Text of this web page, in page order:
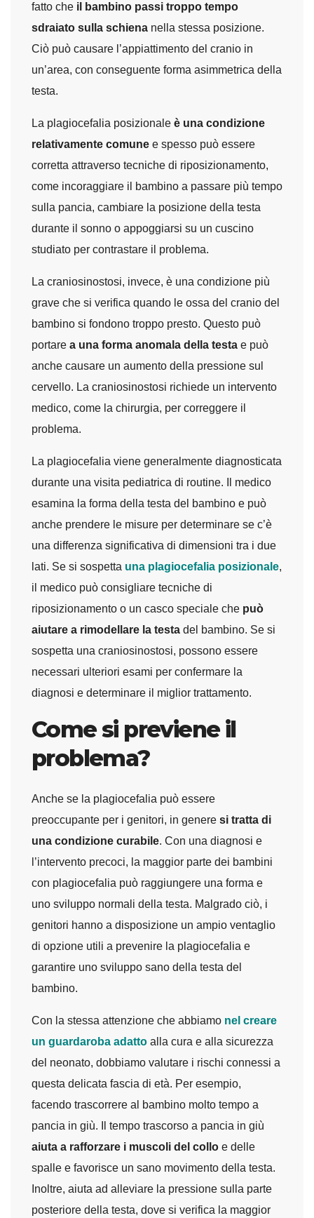
fatto che il bambino passi troppo tempo
sdraiato sulla schiena nella stessa posizione.
Ciò può causare l’appiattimento del cranio in
un’area, con conseguente forma asimmetrica della
testa.
La plagiocefalia posizionale è una condizione
relativamente comune e spesso può essere
corretta attraverso tecniche di riposizionamento,
come incoraggiare il bambino a passare più tempo
sulla pancia, cambiare la posizione della testa
durante il sonno o appoggiarsi su un cuscino
studiato per contrastare il problema.
La craniosinostosi, invece, è una condizione più
grave che si verifica quando le ossa del cranio del
bambino si fondono troppo presto. Questo può
portare a una forma anomala della testa e può
anche causare un aumento della pressione sul
cervello. La craniosinostosi richiede un intervento
medico, come la chirurgia, per correggere il
problema.
La plagiocefalia viene generalmente diagnosticata
durante una visita pediatrica di routine. Il medico
esamina la forma della testa del bambino e può
anche prendere le misure per determinare se c’è
una differenza significativa di dimensioni tra i due
lati. Se si sospetta una plagiocefalia posizionale,
il medico può consigliare tecniche di
riposizionamento o un casco speciale che può
aiutare a rimodellare la testa del bambino. Se si
sospetta una craniosinostosi, possono essere
necessari ulteriori esami per confermare la
diagnosi e determinare il miglior trattamento.
Come si previene il
problema?
Anche se la plagiocefalia può essere
preoccupante per i genitori, in genere si tratta di
una condizione curabile. Con una diagnosi e
l’intervento precoci, la maggior parte dei bambini
con plagiocefalia può raggiungere una forma e
uno sviluppo normali della testa. Malgrado ciò, i
genitori hanno a disposizione un ampio ventaglio
di opzione utili a prevenire la plagiocefalia e
garantire uno sviluppo sano della testa del
bambino.
Con la stessa attenzione che abbiamo nel creare
un guardaroba adatto alla cura e alla sicurezza
del neonato, dobbiamo valutare i rischi connessi a
questa delicata fascia di età. Per esempio,
facendo trascorrere al bambino molto tempo a
pancia in giù. Il tempo trascorso a pancia in giù
aiuta a rafforzare i muscoli del collo e delle
spalle e favorisce un sano movimento della testa.
Inoltre, aiuta ad alleviare la pressione sulla parte
posteriore della testa, dove si verifica la maggior